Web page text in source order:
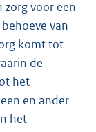
zorg voor een
van
komt tot
de
het
en ander
het